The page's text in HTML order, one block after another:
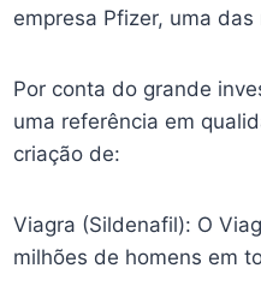
empresa Pfizer, uma
Por conta do grande
uma referência em
criação de:
Viagra (Sildenafil): O
milhões de homens em